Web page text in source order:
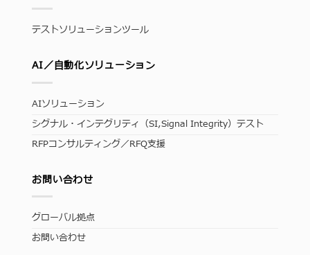
テストソリューションツール
AI／自動化ソリューション
AIソリューション
シグナル・インテグリティ（SI,Signal Integrity）テスト
RFPコンサルティング／RFQ支援
お問い合わせ
グローバル拠点
お問い合わせ